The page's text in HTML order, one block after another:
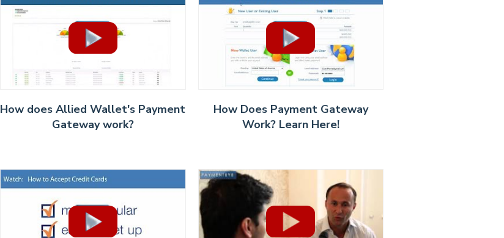
How does Allied Wallet's Payment
Gateway work?
How Does Payment Gateway
Work? Learn Here!